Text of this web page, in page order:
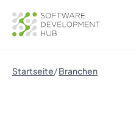
Startseite Branchen